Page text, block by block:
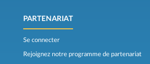
PARTENARIAT
Se connecter
Rejoignez notre programme de partenariat